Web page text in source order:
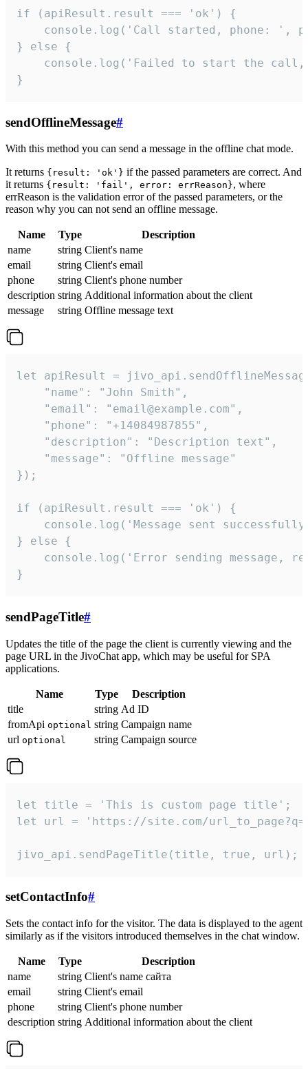
if (apiResult.result === 'ok') {
console.log('Call started, phone: ',
} else {
console.log('Failed to start the
}
sendOfflineMessage#
With this method you can send a message in the offline chat mode.
It returns {result: 'ok'} if the passed parameters are correct. And
it returns {result: 'fail', error: errReason}, where
errReason is the validation error of the passed parameters, or the
reason why you can not send an offline message.
Name Type
Description
name
string Client's name
email
string Client's email
phone
string Client's phone number
description string Additional information about the client
message
string Offline message text
let apiResult =
    "name": "John Smith",
    "email": "email@example.com",
    "phone": "+14084987855",
    "description": "Description text",
    "message": "Offline message"
});
if (apiResult.result === 'ok') {
console.log('Message sent
} else {
console.log('Error sending message,
}
sendPageTitle#
Updates the title of the page the client is currently viewing and the
page URL in the JivoChat app, which may be useful for SPA
applications.
Name Type
Description
title
string Ad ID
fromApi optional string Campaign name
url optional string Campaign source
let title = 'This is custom page title';
let url = 'https://site.com/
jivo_api.sendPageTitle(title, true, url);
setContactInfo#
Sets the contact info for the visitor. The data is displayed to the agent
similarly as if the visitors introduced themselves in the chat window.
Name Type
Description
name
string Client's name сайта
email
string Client's email
phone
string Client's phone number
description string Additional information about the client